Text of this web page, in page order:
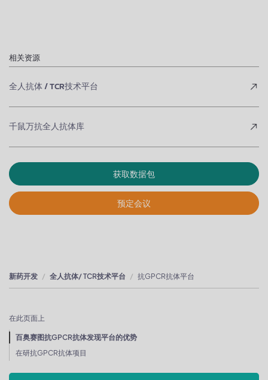
相关资源
全人抗体 / TCR技术平台
千鼠万抗全人抗体库
获取数据包
预定会议
新药开发 全人抗体/ TCR技术平台 抗GPCR抗体平台
在此页面上
百奥赛图抗GPCR抗体发现平台的优势
在研抗GPCR抗体项目